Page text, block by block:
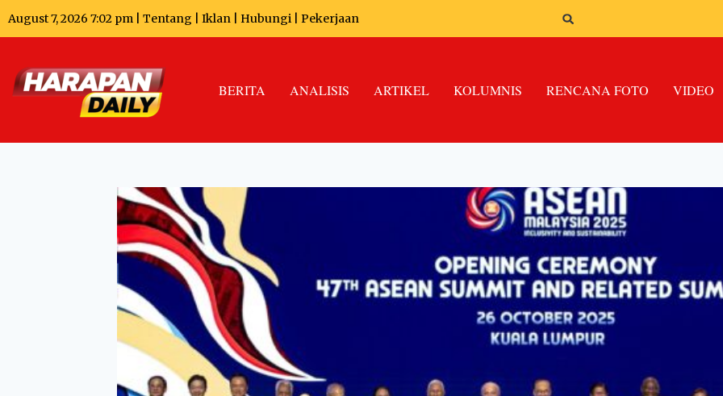
August 7, 2026 7:02 pm | Tentang Iklan Hubungi Pekerjaan
BERITA ANALISIS ARTIKEL KOLUMNIS RENCANA FOTO VIDEO